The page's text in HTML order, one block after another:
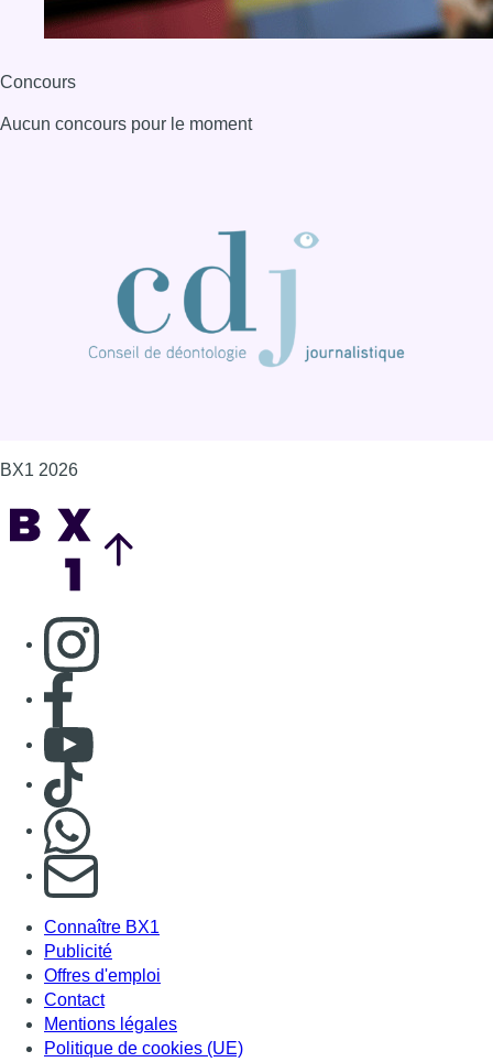
Concours
Aucun concours pour le moment
BX1 2026
Consulter page Instagram
Consulter page Facebook
Consulter Youtube
Consulter TikTok
S'abonner à notre newsletter
Connaître BX1
Publicité
Offres d'emploi
Contact
Mentions légales
Politique de cookies (UE)